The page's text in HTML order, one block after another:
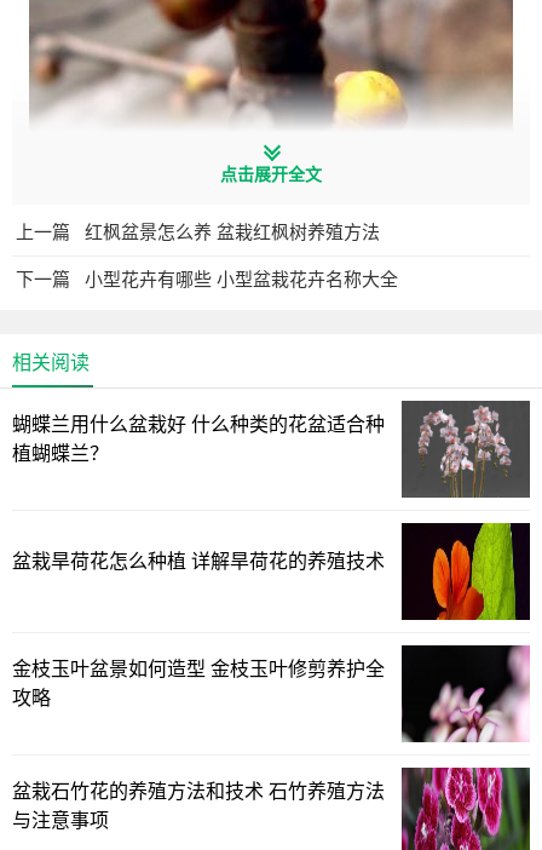
2.肥料施加
每年的夏季，枝条都会慢慢出现木质化，然后进入到花芽
的分化阶段。此时为保证花芽的顺利分化和后期的生长发
3.适当修剪
腊梅到了夏天生长的速度是非常快的，因此一定要对那些
过长过细的枝条进行修剪，避免养分的浪费。另外，对于那
些枯枝，病枝，以及细软羸弱的枝条也要一并修剪掉，否则
4.水量控制
夏天腊梅的花芽会开始分化，此时一定要注意控水，如果
点击展开全文
上一篇 红枫盆景怎么养 盆栽红枫树养殖方法
下一篇 小型花卉有哪些 小型盆栽花卉名称大全
相关阅读
蝴蝶兰用什么盆栽好 什么种类的花盆适合种
植蝴蝶兰？
盆栽旱荷花怎么种植 详解旱荷花的养殖技术
金枝玉叶盆景如何造型 金枝玉叶修剪养护全
攻略
盆栽石竹花的养殖方法和技术 石竹养殖方法
与注意事项